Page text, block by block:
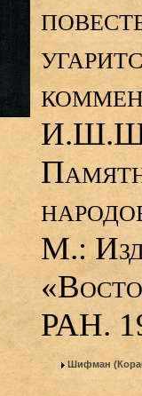
М.:
РАН.
Шифман